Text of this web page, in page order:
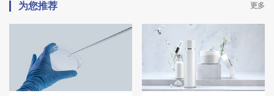
为您推荐 更多